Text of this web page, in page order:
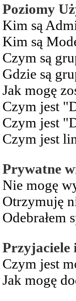
Poziomy
Kim są
Kim są
Czym są
Gdzie są
Jak mogę
Czym jest
Czym jest
Czym jest
Prywatne
Nie mogę
Otrzymuję
Odebrałem
Przyjaciele
Czym jest
Jak mogę